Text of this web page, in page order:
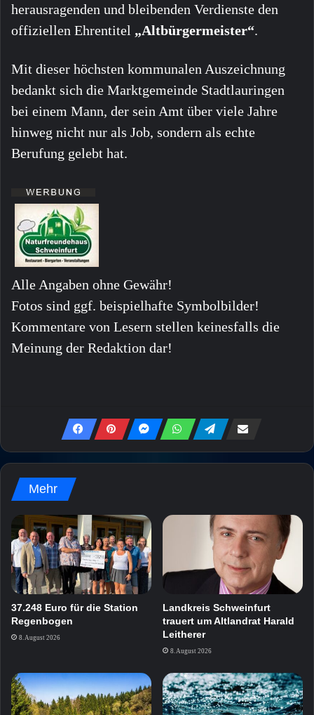
herausragenden und bleibenden Verdienste den
offiziellen Ehrentitel „Altbürgermeister“.
Mit dieser höchsten kommunalen Auszeichnung
bedankt sich die Marktgemeinde Stadtlauringen
bei einem Mann, der sein Amt über viele Jahre
hinweg nicht nur als Job, sondern als echte
Berufung gelebt hat.
Alle Angaben ohne Gewähr!
Fotos sind ggf. beispielhafte Symbolbilder!
Kommentare von Lesern stellen keinesfalls die
Meinung der Redaktion dar!
Mehr
37.248 Euro für die Station
Regenbogen
8. August 2026
Landkreis Schweinfurt
trauert um Altlandrat Harald
Leitherer
8. August 2026